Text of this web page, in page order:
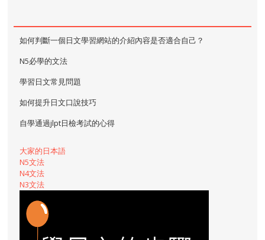
如何判斷一個日文學習網站的介紹內容是否適合自己？
N5必學的文法
學習日文常見問題
如何提升日文口說技巧
自學通過jlpt日檢考試的心得
大家的日本語
N5文法
N4文法
N3文法